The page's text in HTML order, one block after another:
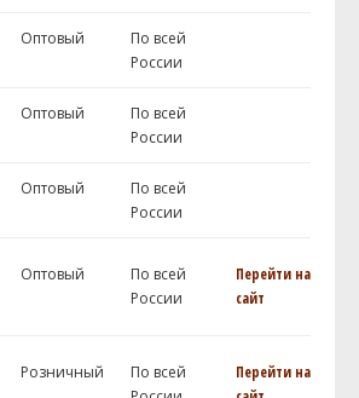
Оптовый
По всей
России
Оптовый
По всей
России
Оптовый
По всей
России
Оптовый
По всей
России
Перейти на
сайт
Розничный
По всей
Перейти на